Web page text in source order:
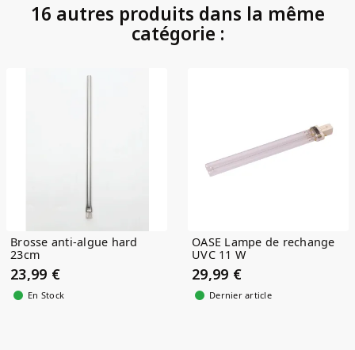
16 autres produits dans la même
catégorie :
Brosse anti-algue hard
23cm
23,99 €
En Stock
OASE Lampe de rechange
UVC 11 W
29,99 €
Dernier article